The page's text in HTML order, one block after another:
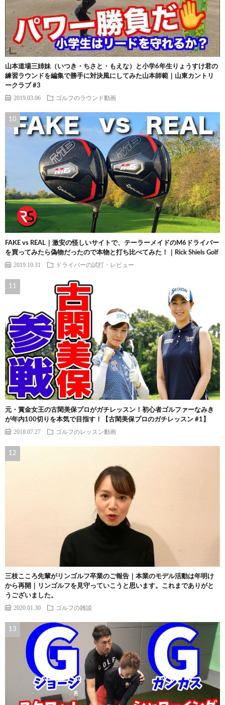
山本道場三姉妹（いつき・ちさと・もえな）と小学6年生りょうすけ君の
練習ラウンドを編集で勝手に対決風にしてみた山本師範｜山東カントリ
ークラブ #3
2019.03.06 ゴルフのラウンド動画
FAKE vs REAL｜激安の怪しいサイトで、テーラーメイドのM6ドライバー
を買ってみたら偽物だったので本物と打ち比べてみた！｜Rick Shiels Golf
2019.10.31 ドライバーの試打・レビュー
元・賞金女王の古閑美保プロがガチレッスン！初心者ゴルファーなみき
が年内100切りを本気で目指す！【古閑美保プロのガチレッスン #1】
2018.07.27 ゴルフのレッスン動画
三枝こころ先輩がリンゴルフ卒業のご報告｜本業のモデル活動は年明け
から再開｜リンゴルフを見守っていこうと思います。これまでありがと
うございました。
2020.01.30 ゴルフの雑談